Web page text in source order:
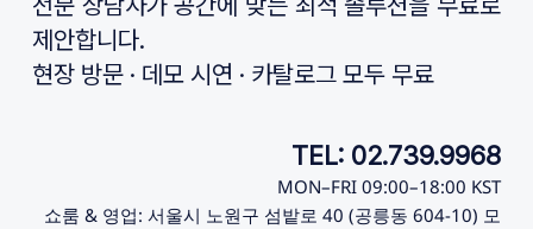
제안합니다.
현장 방문 · 데모 시연 · 카탈로그 모두 무료
TEL: 02.739.9968
MON–FRI 09:00–18:00 KST
쇼룸 & 영업: 서울시 노원구 섬밭로 40 (공릉동 604-10) 모